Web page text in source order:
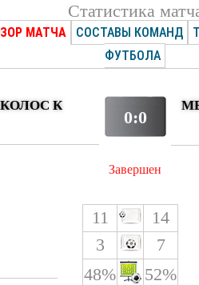
Статистика
МАТЧА СОСТАВЫ КОМАНД
ФУТБОЛА
КОЛОС К
0:0
Завершен
11
14
3
7
48%
52%